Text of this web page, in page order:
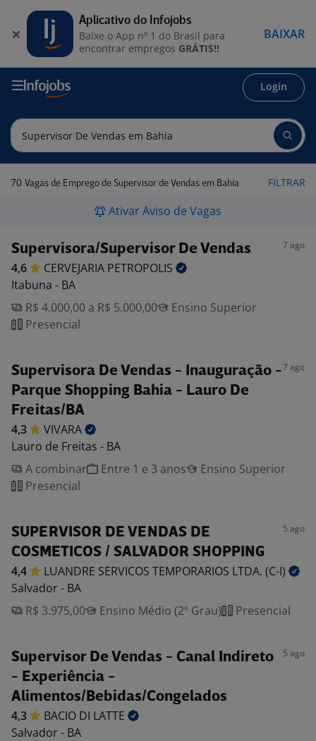
Login
70 Vagas de Emprego de Supervisor de Vendas em Bahia FILTRAR
Ativar Aviso de Vagas
Supervisora/Supervisor De Vendas 7 ago
4,6 CERVEJARIA PETROPOLIS
Itabuna - BA
R$ 4.000,00 a R$ 5.000,00
Ensino Superior
Presencial
Supervisora De Vendas - Inauguração -
Parque Shopping Bahia - Lauro De
Freitas/BA
7 ago
4,3
VIVARA
Lauro de Freitas - BA
A combinar
Entre 1 e 3 anos
Ensino Superior
Presencial
SUPERVISOR DE VENDAS DE
COSMETICOS / SALVADOR SHOPPING
5 ago
4,4 LUANDRE SERVICOS TEMPORARIOS LTDA. (C-I)
Salvador - BA
R$ 3.975,00
Ensino Médio (2º Grau) Presencial
Supervisor De Vendas - Canal Indireto
- Experiência -
Alimentos/Bebidas/Congelados
5 ago
4,3 BACIO DI LATTE
Salvador - BA
Aplicativo do Infojobs
Baixe o App nº 1 do Brasil para
encontrar empregos GRÁTIS!!
BAIXAR